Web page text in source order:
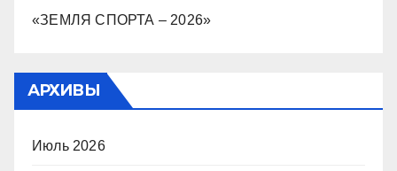
«ЗЕМЛЯ СПОРТА – 2026»
АРХИВЫ
Июль 2026